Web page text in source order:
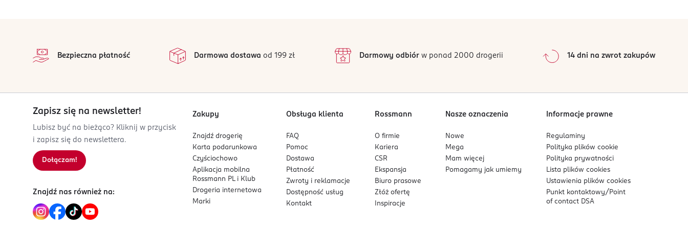
2
1
0%
Sortowanie wgdata: od najnowszej
Bezpieczna płatność Darmowa dostawa od 199 zł Darmowy odbiórw ponad 2000 drogerii 14 dni na zwrot zakupów
Zapisz się na newsletter!
Lubisz być na bieżąco? Kliknij w przycisk
i zapisz się do newslettera.
Dołączam!
Znajdź nas również na:
Zakupy
Znajdź drogerię
Karta podarunkowa
Czyściochowo
Aplikacja mobilna
Rossmann PL i Klub
Drogeria internetowa
Marki
Obsługa klienta
FAQ
Pomoc
Dostawa
Płatność
Zwroty i reklamacje
Dostępność usług
Kontakt
Rossmann
O firmie
Kariera
CSR
Ekspansja
Biuro prasowe
Złóż ofertę
Inspiracje
Nasze oznaczenia
Nowe
Mega
Mam więcej
Pomagamy jak umiemy
Informacje prawne
Regulaminy
Polityka plikówcookie
Polityka prywatności
Lista plikówcookies
Ustawienia plikówcookies
Punkt kontaktowy/ Point
of contact DSA